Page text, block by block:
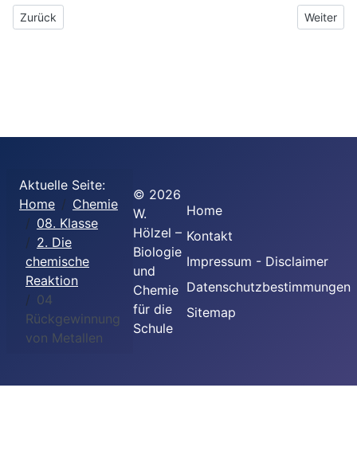
Vorheriger Beitrag: 03 Weitere Metalle reagieren mit Schwefel
Zurück Nächster
Weiter
Aktuelle Seite:
Home
Chemie
08. Klasse
2. Die
chemische
Reaktion
04
Rückgewinnung
von Metallen
© 2026
W.
Hölzel –
Biologie
und
Chemie
für die
Schule
Home
Kontakt
Impressum - Disclaimer
Datenschutzbestimmungen
Sitemap